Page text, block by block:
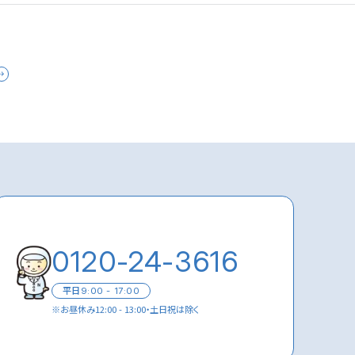
0120-24-3616
平日 9:00 - 17:00
※お昼休み12:00 - 13:00・土日祝は除く